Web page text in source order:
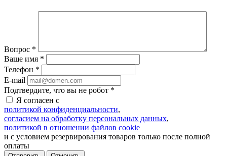
Вопрос *
Ваше имя *
Телефон *
E-mail
Подтвердите, что вы не робот *
Я согласен с
политикой конфиденциальности,
согласием на обработку персональных данных,
политикой в отношении файлов cookie
и с условием резервирования товаров только после полной
оплаты